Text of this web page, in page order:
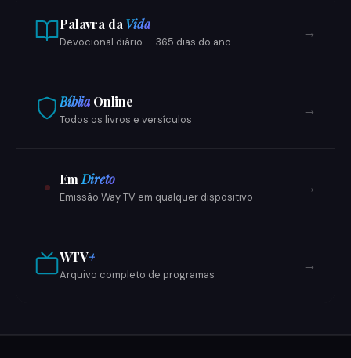
Palavra da Vida
Devocional diário — 365 dias do ano
→
Bíblia Online
Todos os livros e versículos
→
Em Direto
Emissão Way TV em qualquer dispositivo
→
WTV+
Arquivo completo de programas
→